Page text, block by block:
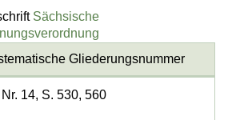
Sächsische
Gliederungsnummer
14, S. 530, 560